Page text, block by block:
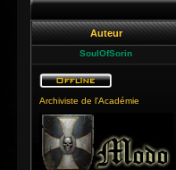
Auteur
SoulOfSorin
Archiviste de l'Académie